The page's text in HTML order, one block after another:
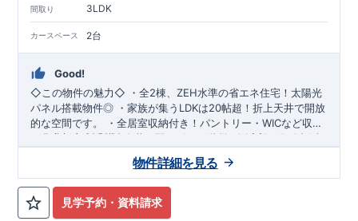
間取り 3LDK
カースペース 2台
Good!
◇この物件の魅力◇ ・全2棟、ZEH水準の省エネ住宅 ！太陽光
パネル搭載物件◎ ・家族が集う LDKは20帖超 ！折上天井で開放
的な空間です。 ・全居室収納付き ！パントリー・WICなど収納
が豊富。 ・対面式キッチン×リビング階段でご家族との会話が
。 ​・駐車2台可能です(車種による)。 ​
分
・西武新宿線「花小金井」駅までバス22分/自転車18分 ​・西武
・ビッグ・エー東久留米下里店 徒歩8分
分 ・八幡東公園 徒歩5分
◇ブルーミングガーデンのこだわり◇
見学予約・資料請求
物件詳細を見る